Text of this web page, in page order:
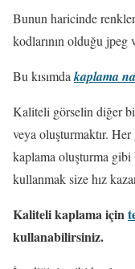
Bunun haricinde
kodlarının olduğu
Bu kısımda kaplama
Kaliteli görselin diğer
veya oluşturmaktır.
kaplama oluşturma gibi
kullanmak size hız
Kaliteli kaplama için
kullanabilirsiniz.